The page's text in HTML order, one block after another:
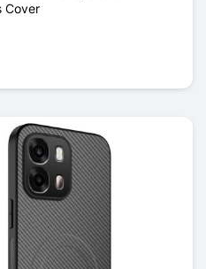
Cover